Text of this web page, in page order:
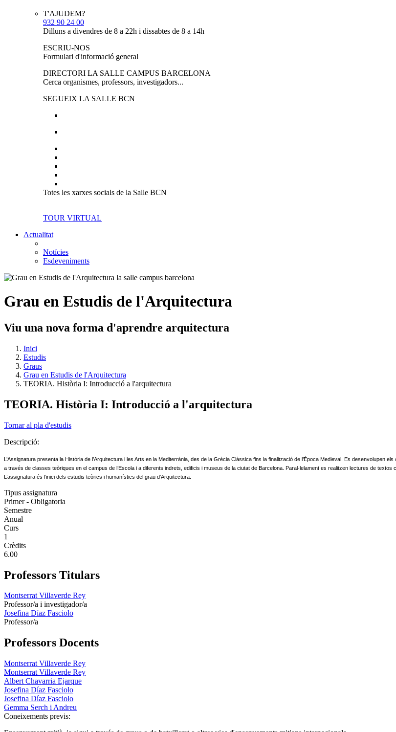
T'AJUDEM?
932 90 24 00
Dilluns a divendres de 8 a 22h i dissabtes de 8 a 14h
ESCRIU-NOS
Formulari d'informació general
DIRECTORI LA SALLE CAMPUS BARCELONA
Cerca organismes, professors, investigadors...
SEGUEIX LA SALLE BCN
Totes les xarxes socials de la Salle BCN
TOUR VIRTUAL
Actualitat
Notícies
Esdeveniments
Grau en Estudis de l'Arquitectura
Viu una nova forma d'aprendre arquitectura
Inici
Estudis
Graus
Grau en Estudis de l'Arquitectura
TEORIA. Història I: Introducció a l'arquitectura
TEORIA. Història I: Introducció a l'arquitectura
Tornar al pla d'estudis
Descripció:
L’Assignatura presenta la Història de l’Arquitectura i les Arts en la Mediterrània, des de la Grècia Clàssica fins la finalització de l’Època Medieval. Es desenvolupen
a través de classes teòriques en el campus de l’Escola i a diferents indrets, edificis i museus de la ciutat de Barcelona. Paral·lelament es realitzen lectures de
L’assignatura és l’inici dels estudis teòrics i humanístics del grau d’Arquitectura.
Tipus assignatura
Primer - Obligatoria
Semestre
Anual
Curs
1
Crèdits
6.00
Professors Titulars
Montserrat Villaverde Rey
Professor/a i investigador/a
Josefina Díaz Fasciolo
Professor/a
Professors Docents
Montserrat Villaverde Rey
Montserrat Villaverde Rey
Albert Chavarria Ejarque
Josefina Díaz Fasciolo
Josefina Díaz Fasciolo
Gemma Serch i Andreu
Coneixements previs: